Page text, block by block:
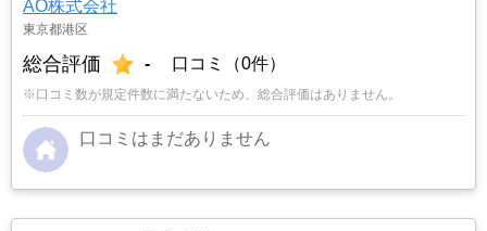
AO株式会社
東京都港区
総合評価 - 口コミ（0件）
※口コミ数が規定件数に満たないため、総合評価はありません。
口コミはまだありません